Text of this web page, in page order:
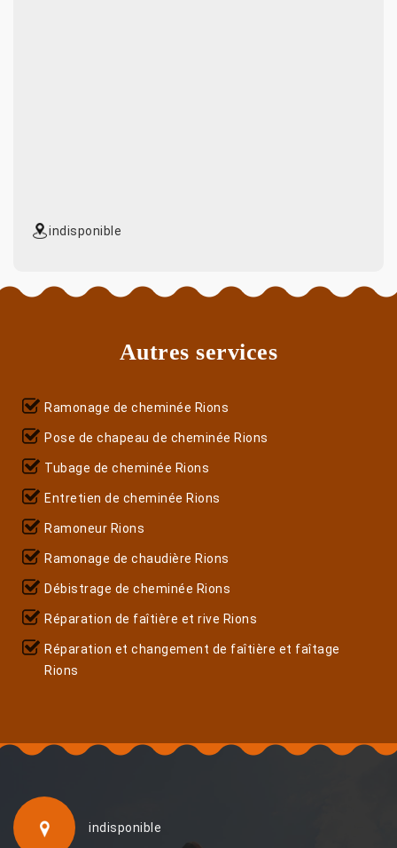
indisponible
Autres services
Ramonage de cheminée Rions
Pose de chapeau de cheminée Rions
Tubage de cheminée Rions
Entretien de cheminée Rions
Ramoneur Rions
Ramonage de chaudière Rions
Débistrage de cheminée Rions
Réparation de faîtière et rive Rions
Réparation et changement de faîtière et faîtage
Rions
indisponible